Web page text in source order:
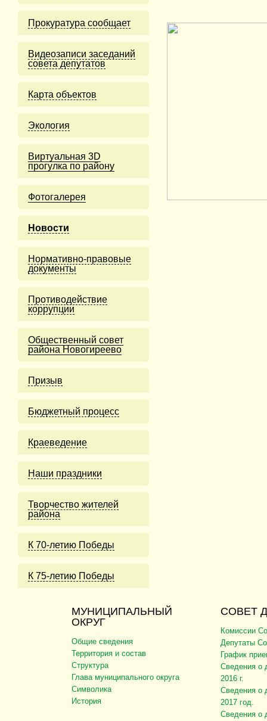
Прокуратура сообщает
Видеозаписи заседаний
совета депутатов
Карта объектов
Экология
Виртуальная 3D
прогулка по району
Фотогалерея
Новости
Нормативно-правовые
документы
Противодействие
коррупции
Общественный совет
района Новогиреево
Призыв
Бюджетный процесс
Краеведение
Наши праздники
Творчество жителей
района
К 70-летию Победы
К 75-летию Победы
МУНИЦИПАЛЬНЫЙ
ОКРУГ
Общие сведения
Территория и состав
Структура
Глава муниципального округа
Символика
История
СОВЕТ
Комиссии
Депутаты
График
Сведения о
2016 г.
Сведения о
2017 год.
Сведения о